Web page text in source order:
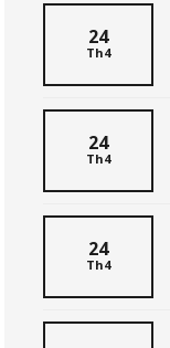
24
Th4
24
Th4
24
Th4